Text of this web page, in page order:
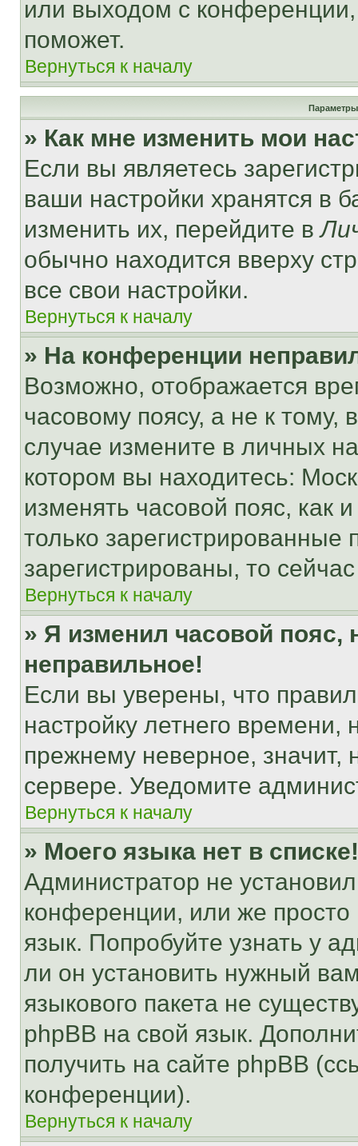
или выходом с
поможет.
Вернуться к началу
Параметры
» Как мне изменить мои
Если вы являетесь
ваши настройки хранятся в
изменить их, перейдите в
обычно находится вверху
все свои настройки.
Вернуться к началу
» На конференции
Возможно, отображается
часовому поясу, а не к тому,
случае измените в личных
котором вы находитесь:
изменять часовой пояс, как
только
зарегистрированы, то
Вернуться к началу
» Я изменил часовой пояс,
неправильное!
Если вы уверены, что
настройку летнего
прежнему неверное, значит,
сервере. Уведомите
Вернуться к началу
» Моего языка нет в списке!
Администратор не
конференции, или же
язык. Попробуйте узнать у
ли он установить нужный
языкового пакета не
phpBB на свой язык.
получить на сайте phpBB
конференции).
Вернуться к началу